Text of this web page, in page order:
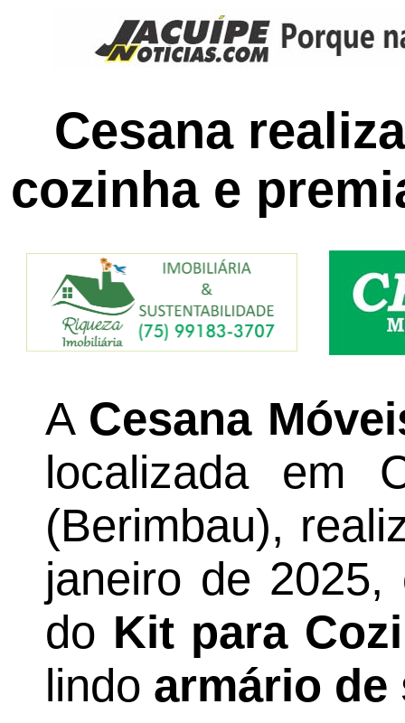
Cesana
cozinha e
A Cesana
localizada em
(Berimbau),
janeiro de
do Kit para
lindo armário